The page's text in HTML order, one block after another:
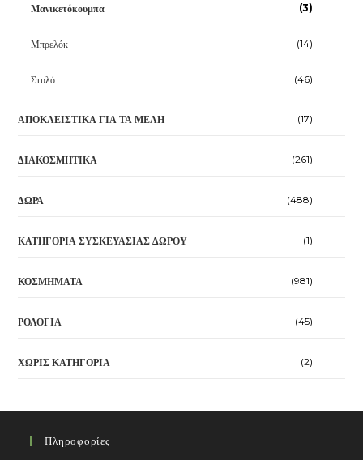
Μανικετόκουμπα (3)
Μπρελόκ (14)
Στυλό (46)
ΑΠΟΚΛΕΙΣΤΙΚΆ ΓΙΑ ΤΑ ΜΈΛΗ (17)
ΔΙΑΚΟΣΜΗΤΙΚΆ (261)
ΔΏΡΑ (488)
ΚΑΤΗΓΟΡΊΑ ΣΥΣΚΕΥΑΣΊΑΣ ΔΏΡΟΥ (1)
ΚΟΣΜΉΜΑΤΑ (981)
ΡΟΛΌΓΙΑ (45)
ΧΩΡΊΣ ΚΑΤΗΓΟΡΊΑ (2)
Πληροφορίες